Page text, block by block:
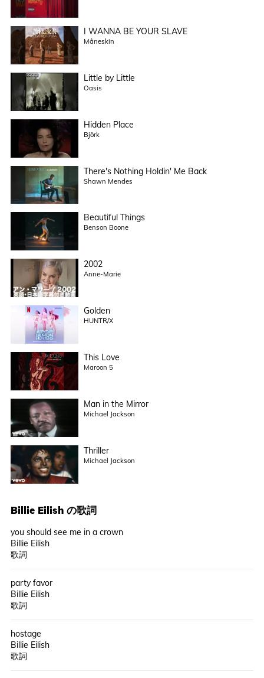
I WANNA BE YOUR SLAVE
Måneskin
Little by Little
Oasis
Hidden Place
Björk
There's Nothing Holdin' Me Back
Shawn Mendes
Beautiful Things
Benson Boone
2002
Anne-Marie
Golden
HUNTR/X
This Love
Maroon 5
Man in the Mirror
Michael Jackson
Thriller
Michael Jackson
Billie Eilishの歌詞
you should see me in a crown
Billie Eilish
歌詞
party favor
Billie Eilish
歌詞
hostage
Billie Eilish
歌詞